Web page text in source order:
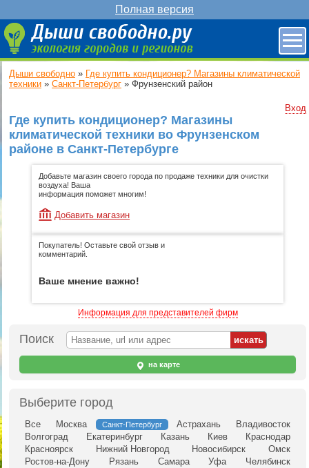
Полная версия
Дыши свободно » Где купить кондиционер? Магазины климатической
техники » Санкт-Петербург » Фрунзенский район
Вход
Где купить кондиционер? Магазины
климатической техники во Фрунзенском
районе в Санкт-Петербурге
Добавьте магазин своего города по продаже техники для очистки
воздуха! Ваша
информация поможет многим!
Добавить магазин
Покупатель! Оставьте свой отзыв и
комментарий.
Ваше мнение важно!
Информация для представителей фирм
Поиск
на карте
Выберите город
Все Москва Санкт-Петербург Астрахань
Владивосток
Волгоград
Екатеринбург Казань Киев
Краснодар
Красноярск
Нижний Новгород Новосибирск
Омск
Ростов-на-Дону
Рязань Самара Уфа
Челябинск